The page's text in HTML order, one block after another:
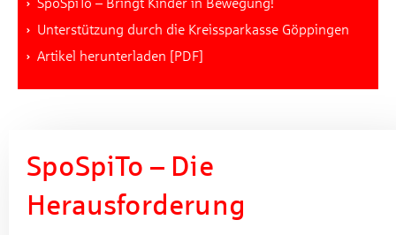
SpoSpiTo – Bringt Kinder in Bewegung!
Unterstützung durch die Kreissparkasse Göppingen
Artikel herunterladen [PDF]
SpoSpiTo – Die
Herausforderung